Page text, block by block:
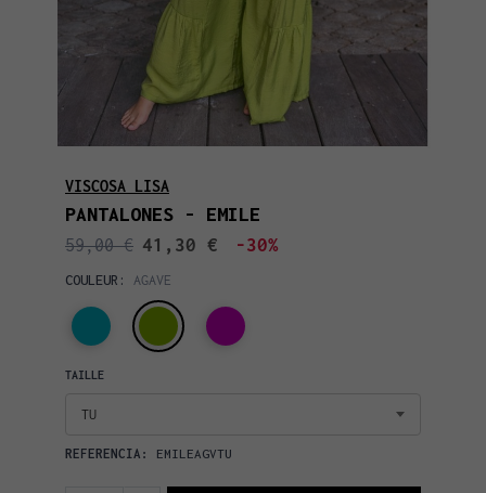
VISCOSA LISA
PANTALONES - EMILE
59,00 € 41,30 € -30%
COULEUR: AGAVE
TAILLE
TU
REFERENCIA: EMILEAGVTU